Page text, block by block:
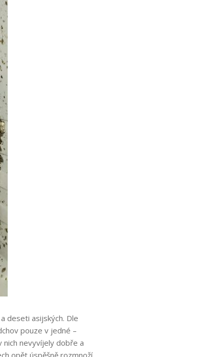
deseti asijských. Dle
pouze v jedné –
nich nevyvíjely dobře a